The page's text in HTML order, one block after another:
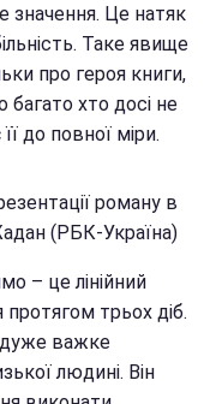
значення. Це натяк
Таке явище
про героя книги,
хто досі не
до повної міри.
роману в
(РБК-Україна)
– це лінійний
протягом трьох діб.
дуже важке
людині. Він